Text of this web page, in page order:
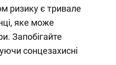
ризику є тривале
яке може
Запобігайте
сонцезахисні